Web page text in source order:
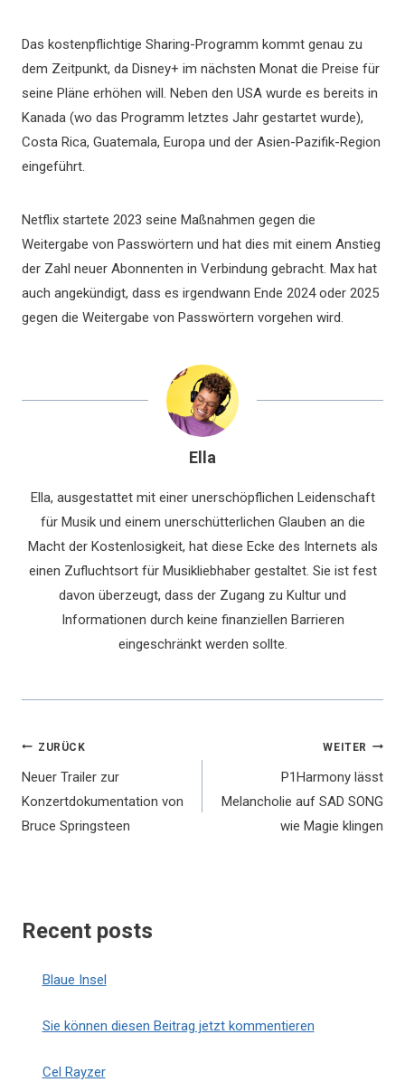
Das kostenpflichtige Sharing-Programm kommt genau zu
dem Zeitpunkt, da Disney+ im nächsten Monat die Preise für
seine Pläne erhöhen will. Neben den USA wurde es bereits in
Kanada (wo das Programm letztes Jahr gestartet wurde),
Costa Rica, Guatemala, Europa und der Asien-Pazifik-Region
eingeführt.
Netflix startete 2023 seine Maßnahmen gegen die
Weitergabe von Passwörtern und hat dies mit einem Anstieg
der Zahl neuer Abonnenten in Verbindung gebracht. Max hat
auch angekündigt, dass es irgendwann Ende 2024 oder 2025
gegen die Weitergabe von Passwörtern vorgehen wird.
Ella
Ella, ausgestattet mit einer unerschöpflichen Leidenschaft
für Musik und einem unerschütterlichen Glauben an die
Macht der Kostenlosigkeit, hat diese Ecke des Internets als
einen Zufluchtsort für Musikliebhaber gestaltet. Sie ist fest
davon überzeugt, dass der Zugang zu Kultur und
Informationen durch keine finanziellen Barrieren
eingeschränkt werden sollte.
Beitragsnavigation
ZURÜCK
Neuer Trailer zur
Konzertdokumentation von
Bruce Springsteen
WEITER
P1Harmony lässt
Melancholie auf SAD SONG
wie Magie klingen
Recent posts
Blaue Insel
Sie können diesen Beitrag jetzt kommentieren
Cel Rayzer